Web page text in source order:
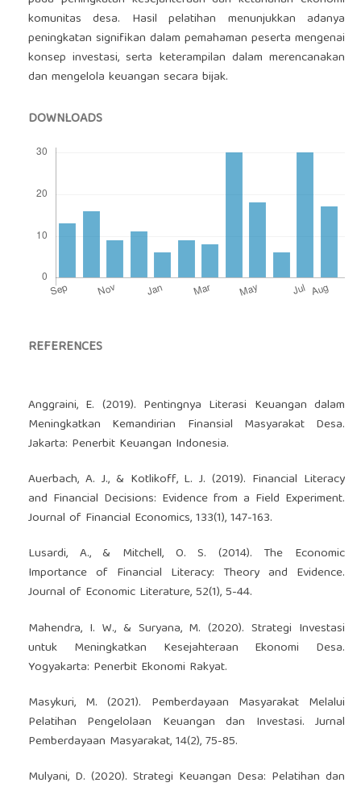
komunitas desa. Hasil pelatihan menunjukkan adanya
peningkatan signifikan dalam pemahaman peserta mengenai
konsep investasi, serta keterampilan dalam merencanakan
dan mengelola keuangan secara bijak.
DOWNLOADS
REFERENCES
Anggraini, E. (2019). Pentingnya Literasi Keuangan dalam
Meningkatkan Kemandirian Finansial Masyarakat Desa.
Jakarta: Penerbit Keuangan Indonesia.
Auerbach, A. J., & Kotlikoff, L. J. (2019). Financial Literacy
and Financial Decisions: Evidence from a Field Experiment.
Journal of Financial Economics, 133(1), 147-163.
Lusardi, A., & Mitchell, O. S. (2014). The Economic
Importance of Financial Literacy: Theory and Evidence.
Journal of Economic Literature, 52(1), 5-44.
Mahendra, I. W., & Suryana, M. (2020). Strategi Investasi
untuk Meningkatkan Kesejahteraan Ekonomi Desa.
Yogyakarta: Penerbit Ekonomi Rakyat.
Masykuri, M. (2021). Pemberdayaan Masyarakat Melalui
Pelatihan Pengelolaan Keuangan dan Investasi. Jurnal
Pemberdayaan Masyarakat, 14(2), 75-85.
Mulyani, D. (2020). Strategi Keuangan Desa: Pelatihan dan